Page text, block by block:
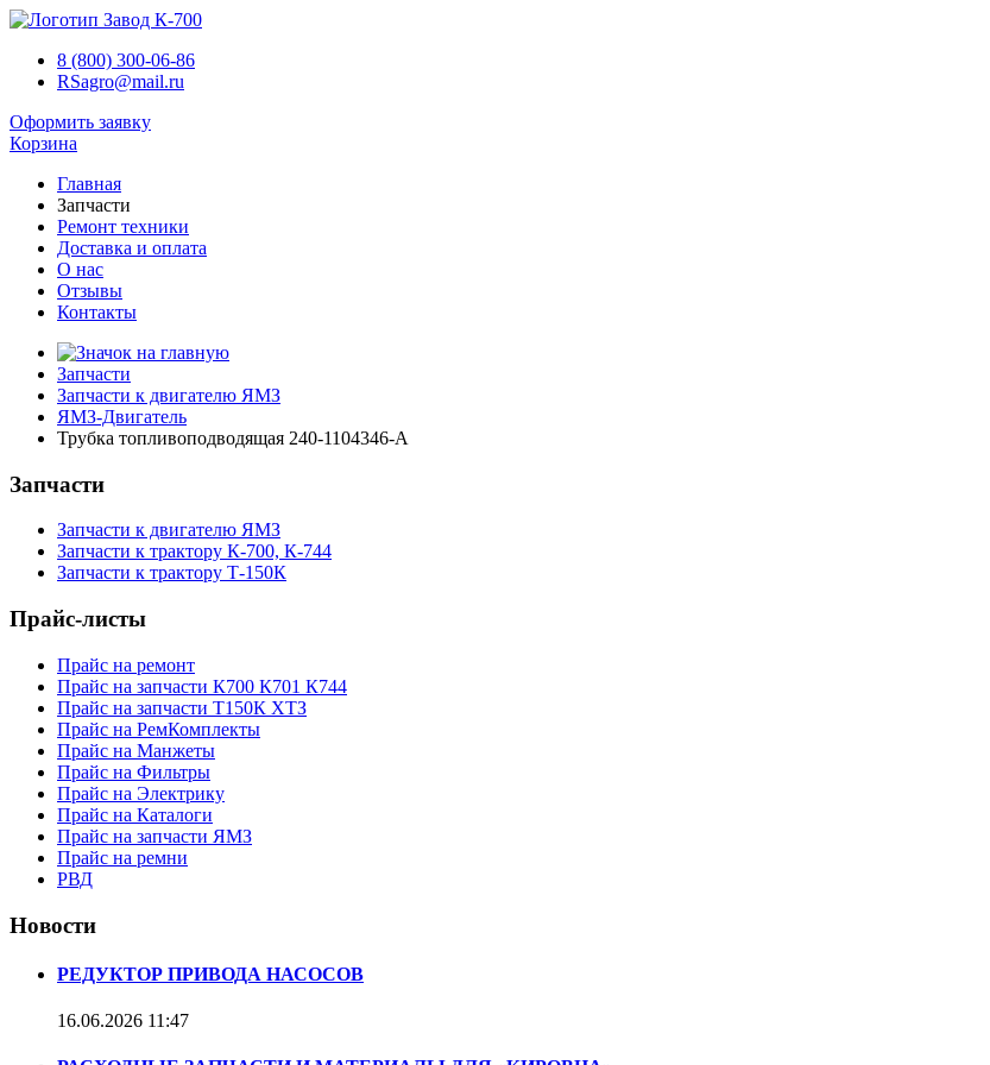
8 (800) 300-06-86
RSagro@mail.ru
Оформить заявку
Корзина
Главная
Запчасти
Ремонт техники
Доставка и оплата
О нас
Отзывы
Контакты
Запчасти
Запчасти к двигателю ЯМЗ
ЯМЗ-Двигатель
Трубка топливоподводящая 240-1104346-А
Запчасти
Запчасти к двигателю ЯМЗ
Запчасти к трактору К-700, К-744
Запчасти к трактору Т-150К
Прайс-листы
Прайс на ремонт
Прайс на запчасти К700 К701 К744
Прайс на запчасти Т150К ХТЗ
Прайс на РемКомплекты
Прайс на Манжеты
Прайс на Фильтры
Прайс на Электрику
Прайс на Каталоги
Прайс на запчасти ЯМЗ
Прайс на ремни
РВД
Новости
РЕДУКТОР ПРИВОДА НАСОСОВ
16.06.2026 11:47